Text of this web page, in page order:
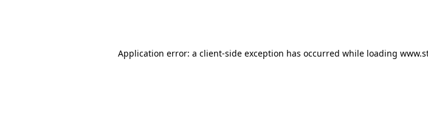
Application error: a client-side exception has occurred while loading